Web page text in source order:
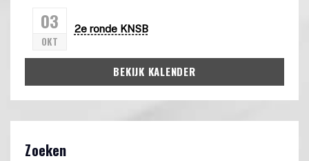
03
OKT
2e ronde KNSB
BEKIJK KALENDER
Zoeken